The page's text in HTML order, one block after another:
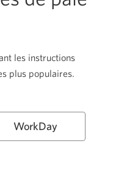
les instructions
plus populaires.
WorkDay